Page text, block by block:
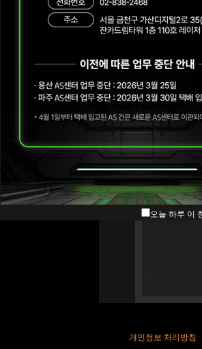
오늘 하루 이
개인정보 처리방침